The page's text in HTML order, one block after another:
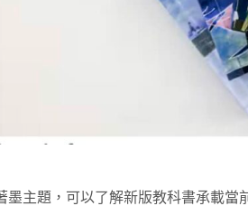
墨主題，可以了解新版教科書承載當